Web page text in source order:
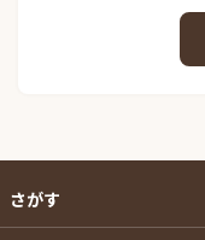
さがす